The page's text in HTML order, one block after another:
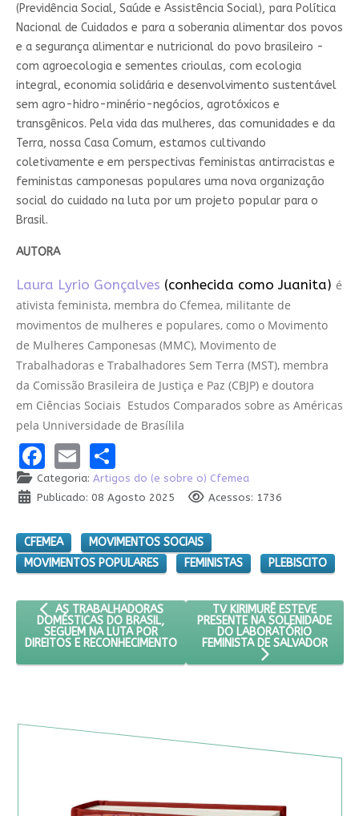
(Previdência Social, Saúde e Assistência Social), para Política
Nacional de Cuidados e para a soberania alimentar dos povos
e a segurança alimentar e nutricional do povo brasileiro -
com agroecologia e sementes crioulas, com ecologia
integral, economia solidária e desenvolvimento sustentável
sem agro-hidro-minério-negócios, agrotóxicos e
transgênicos. Pela vida das mulheres, das comunidades e da
Terra, nossa Casa Comum, estamos cultivando
coletivamente e em perspectivas feministas antirracistas e
feministas camponesas populares uma nova organização
social do cuidado na luta por um projeto popular para o
Brasil.
AUTORA
Laura Lyrio Gonçalves (conhecida como Juanita) é
ativista feminista, membra do Cfemea, militante de
movimentos de mulheres e populares, como o Movimento
de Mulheres Camponesas (MMC), Movimento de
Trabalhadoras e Trabalhadores Sem Terra (MST), membra
da Comissão Brasileira de Justiça e Paz (CBJP) e doutora
em Ciências Sociais  Estudos Comparados sobre as Américas
pela Unniversidade de Brasílila
Facebook
EmailShare
Categoria: Artigos do (e sobre o) Cfemea
Publicado: 08 Agosto 2025
Acessos: 1736
CFEMEA
MOVIMENTOS SOCIAIS
MOVIMENTOS POPULARES
FEMINISTAS PLEBISCITO
ARTIGO ANTERIOR: AS TRABALHADORAS DOMÉSTICAS DO
AS TRABALHADORAS
DOMÉSTICAS DO BRASIL,
SEGUEM NA LUTA POR
DIREITOS E RECONHECIMENTO
PRÓXIMO ARTIGO: TV
TV KIRIMURÊ ESTEVE
PRESENTE NA SOLENIDADE
DO LABORATÓRIO
FEMINISTA DE SALVADOR